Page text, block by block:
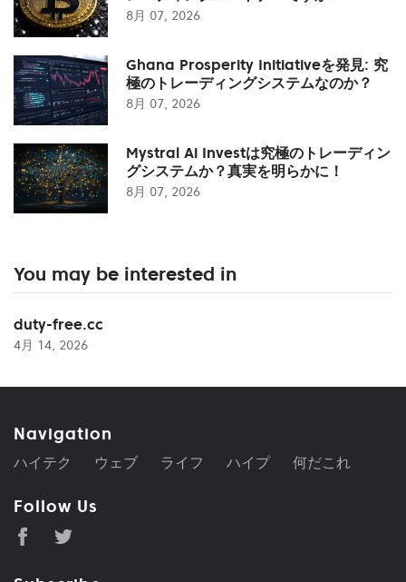
8月 07, 2026
Ghana Prosperity Initiativeを発見: 究
極のトレーディングシステムなのか？
8月 07, 2026
Mystral Ai Investは究極のトレーディン
グシステムか？真実を明らかに！
8月 07, 2026
You may be interested in
duty-free.cc
4月 14, 2026
Navigation
ハイテク ウェブ ライフ ハイプ 何だこれ
Follow Us